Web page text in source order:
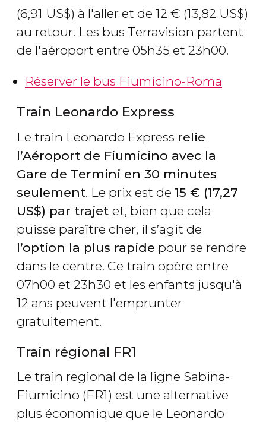
(6,91 US$) à l'aller et de 12 € (13,82 US$)
au retour. Les bus Terravision partent
de l'aéroport entre 05h35 et 23h00.
Réserver le bus Fiumicino-Roma
Train Leonardo Express
Le train Leonardo Express relie
l’Aéroport de Fiumicino avec la
Gare de Termini en 30 minutes
seulement. Le prix est de 15 € (17,27
US$) par trajet et, bien que cela
puisse paraître cher, il s’agit de
l’option la plus rapide pour se rendre
dans le centre. Ce train opère entre
07h00 et 23h30 et les enfants jusqu'à
12 ans peuvent l'emprunter
gratuitement.
Train régional FR1
Le train regional de la ligne Sabina-
Fiumicino (FR1) est une alternative
plus économique que le Leonardo